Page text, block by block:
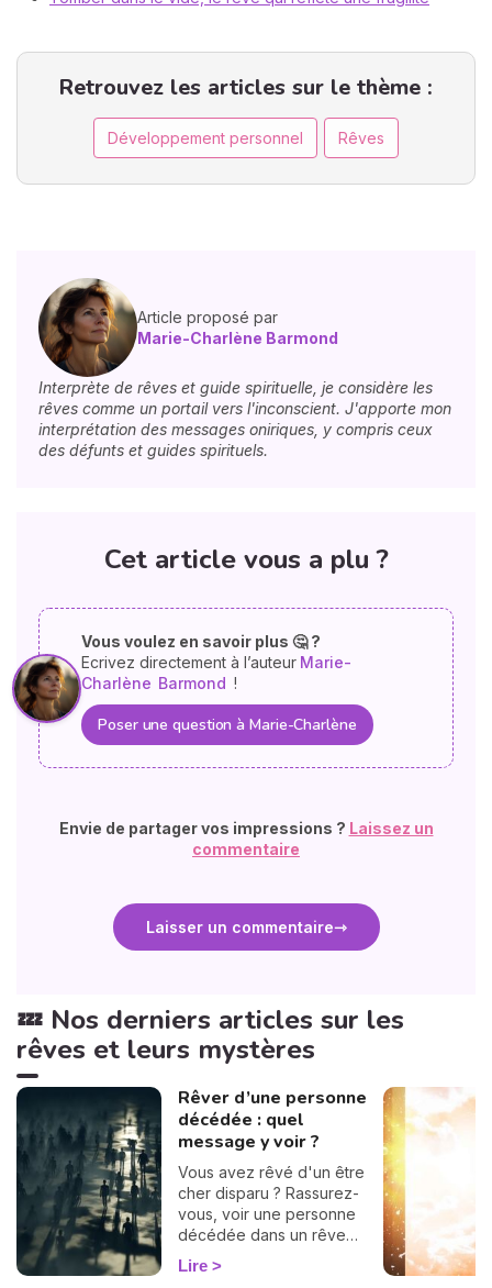
Retrouvez les articles sur le thème :
Développement personnel Rêves
Article proposé par
Marie-Charlène Barmond
Interprète de rêves et guide spirituelle, je considère les
rêves comme un portail vers l'inconscient. J'apporte mon
interprétation des messages oniriques, y compris ceux
des défunts et guides spirituels.
Cet article vous a plu ?
Vous voulez en savoir plus 🤔 ?
Ecrivez directement à l’auteur Marie-
Charlène Barmond !
Poser une question à Marie-Charlène
Envie de partager vos impressions ? Laissez un
commentaire
Laisser un commentaire
💤 Nos derniers articles sur les
rêves et leurs mystères
Rêver d’une personne
décédée : quel
message y voir ?
Vous avez rêvé d'un être
cher disparu ? Rassurez-
vous, voir une personne
décédée dans un rêve
n’annonce en aucun cas
votre propre décès. Ces
Lire